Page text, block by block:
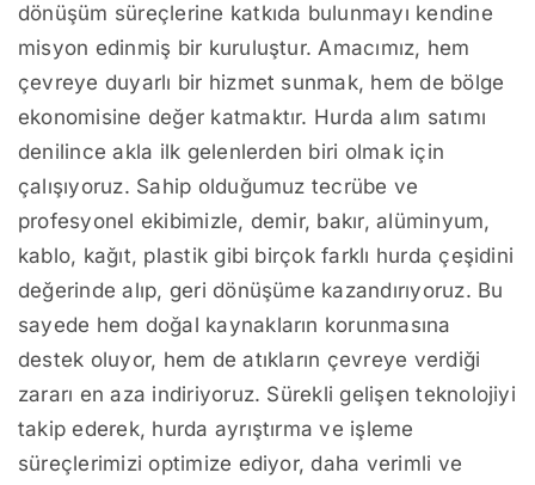
dönüşüm süreçlerine katkıda bulunmayı kendine
misyon edinmiş bir kuruluştur. Amacımız, hem
çevreye duyarlı bir hizmet sunmak, hem de bölge
ekonomisine değer katmaktır. Hurda alım satımı
denilince akla ilk gelenlerden biri olmak için
çalışıyoruz. Sahip olduğumuz tecrübe ve
profesyonel ekibimizle, demir, bakır, alüminyum,
kablo, kağıt, plastik gibi birçok farklı hurda çeşidini
değerinde alıp, geri dönüşüme kazandırıyoruz. Bu
sayede hem doğal kaynakların korunmasına
destek oluyor, hem de atıkların çevreye verdiği
zararı en aza indiriyoruz. Sürekli gelişen teknolojiyi
takip ederek, hurda ayrıştırma ve işleme
süreçlerimizi optimize ediyor, daha verimli ve